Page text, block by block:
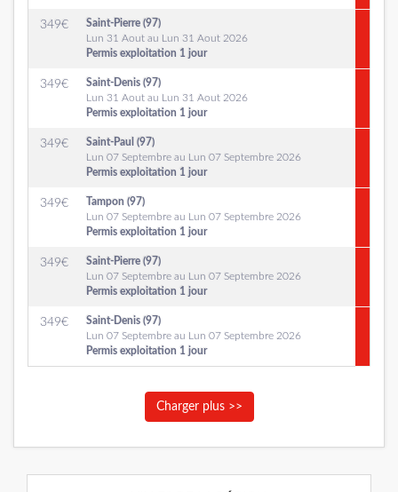
349€
Saint-Pierre (97)
Lun 31 Aout au Lun 31 Aout 2026
Permis exploitation 1 jour
349€
Saint-Denis (97)
Lun 31 Aout au Lun 31 Aout 2026
Permis exploitation 1 jour
349€
Saint-Paul (97)
Lun 07 Septembre au Lun 07 Septembre 2026
Permis exploitation 1 jour
349€
Tampon (97)
Lun 07 Septembre au Lun 07 Septembre 2026
Permis exploitation 1 jour
349€
Saint-Pierre (97)
Lun 07 Septembre au Lun 07 Septembre 2026
Permis exploitation 1 jour
349€
Saint-Denis (97)
Lun 07 Septembre au Lun 07 Septembre 2026
Permis exploitation 1 jour
Charger plus >>